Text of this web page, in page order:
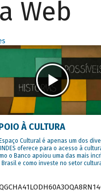
Web
À CULTURA
Cultural é apenas um dos
oferece para o acesso à
o Banco apoiou uma das mais
Brasil e como investe no setor